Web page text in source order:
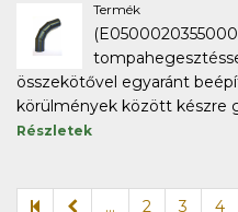
Termék
összekötővel egyaránt
körülmények között készre
Részletek
... 2 3 4